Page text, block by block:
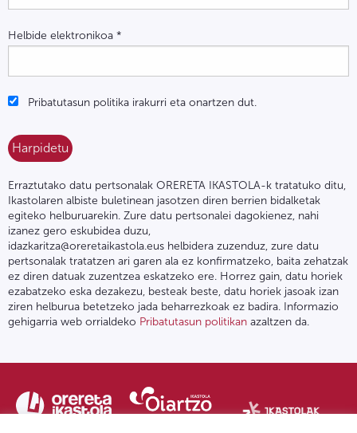
Helbide elektronikoa *
Pribatutasun politika irakurri eta onartzen dut.
Erraztutako datu pertsonalak ORERETA IKASTOLA-k tratatuko ditu,
Ikastolaren albiste buletinean jasotzen diren berrien bidalketak
egiteko helburuarekin. Zure datu pertsonalei dagokienez, nahi
izanez gero eskubidea duzu,
idazkaritza@oreretaikastola.eus helbidera zuzenduz, zure datu
pertsonalak tratatzen ari garen ala ez konfirmatzeko, baita zehatzak
ez diren datuak zuzentzea eskatzeko ere. Horrez gain, datu horiek
ezabatzeko eska dezakezu, besteak beste, datu horiek jasoak izan
ziren helburua betetzeko jada beharrezkoak ez badira. Informazio
gehigarria web orrialdeko Pribatutasun politikan azaltzen da.